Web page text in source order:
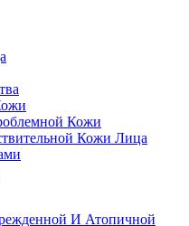
Кожи
Кожи Лица
И Атопичной